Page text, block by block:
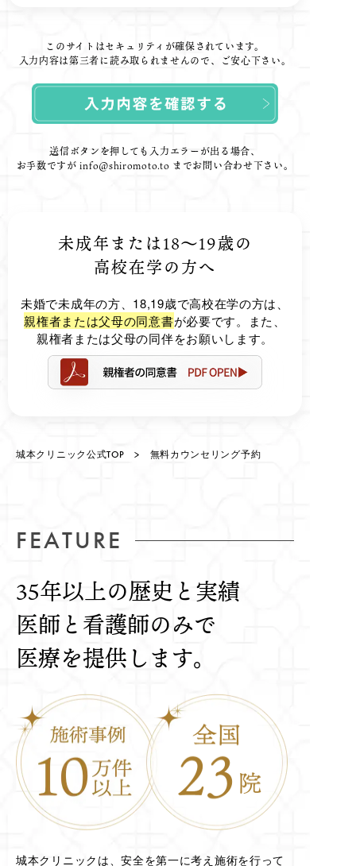
このサイトはセキュリティが確保されています。
入力内容は第三者に読み取られませんので、ご安心下さい。
送信ボタンを押しても入力エラーが出る場合、
お手数ですがinfo@shiromoto.to までお問い合わせ下さい。
未成年または18～19歳の
高校在学の方へ
未婚で未成年の方、18,19歳で高校在学の方は、
親権者または父母の同意書が必要です。また、
親権者または父母の同伴をお願いします。
城本クリニック公式TOP > 無料カウンセリング予約
FEATURE
35年以上の歴史と実績
医師と看護師のみで
医療を提供します。
城本クリニックは、安全を第一に考え施術を行って